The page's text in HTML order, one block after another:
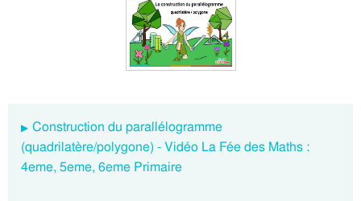
Construction du parallélogramme
(quadrilatère/polygone) - Vidéo La Fée des Maths :
4eme, 5eme, 6eme Primaire